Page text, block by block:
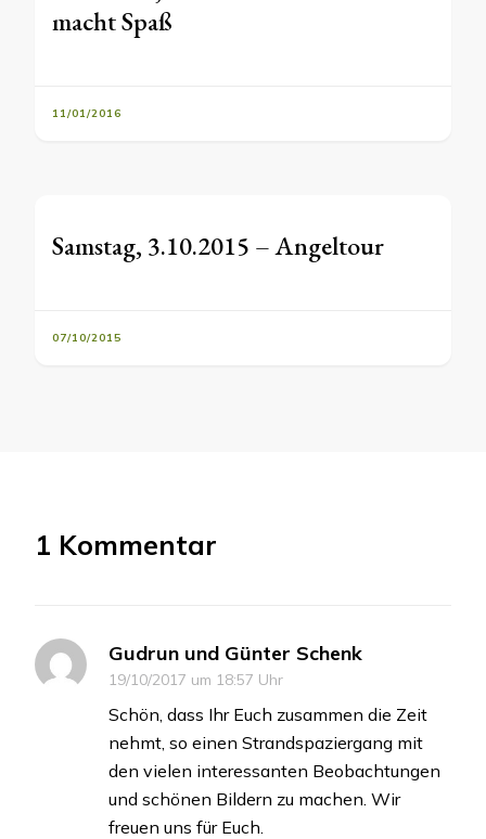
macht Spaß
11/01/2016
Samstag, 3.10.2015 – Angeltour
07/10/2015
1 Kommentar
Gudrun und Günter Schenk
19/10/2017 um 18:57 Uhr
Schön, dass Ihr Euch zusammen die Zeit
nehmt, so einen Strandspaziergang mit
den vielen interessanten Beobachtungen
und schönen Bildern zu machen. Wir
freuen uns für Euch.